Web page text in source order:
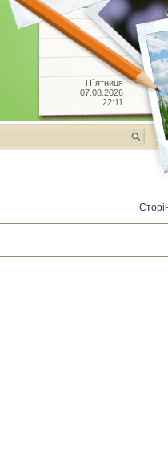
П`ятниця
07.08.2026
22:11